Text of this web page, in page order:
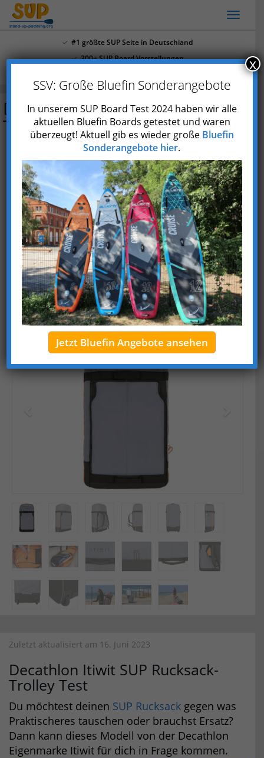
Skip
content
#1 größte SUP Seite in Deutschland
300+ SUP Board Vorstellungen
Decathlon Itiwit SUP Rucksack-
Trolley
Preis prüfen*
Marke
Decathlon
Größe
95 x 48 x 25 cm
Gewicht
2,6 kg
weitere
Features
3-fach Nutzung: SUP Rucksack, SUP Trolley, SUP
Reisekoffer; leicht gepolsterte und verstellbare Rucksack-
Trageriemen, Riemen können hinter Klettverschluss-
Klappen verschwinden, äußere Spanngurte , kleines
Reißverschlussfach innen, 3 Trageschlaufen, Adressfach,
2 integrierte Rollen + Griff am Boden
Zuletzt aktualisiert am 16. Juni 2023
Decathlon Itiwit SUP Rucksack-
Trolley Test
Du möchtest deinen SUP Rucksack gegen was
Praktischeres tauschen oder brauchst Ersatz?
Dann kann dieses Modell von der Decathlon
Eigenmarke Itiwit für dich in Frage kommen.
SSV: Große Bluefin Sonderangebote
In unserem SUP Board Test 2024 haben wir alle
aktuellen Bluefin Boards getestet und waren
überzeugt! Aktuell gib es wieder große Bluefin
Sonderangebote hier.
Jetzt Bluefin Angebote ansehen
x